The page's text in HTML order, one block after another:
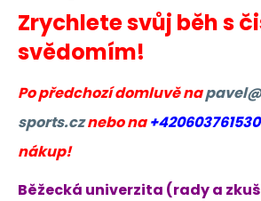
Zrychlete svůj běh s
svědomím!
Po předchozí domluvě na
sports.cznebo na+420603761530
nákup!
Běžecká univerzita (rady a